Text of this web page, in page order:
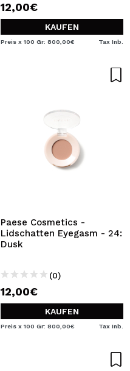
12,00€
KAUFEN
Preis x 100 Gr: 800,00€ Tax Inb.
Paese Cosmetics -
Lidschatten Eyegasm - 24:
Dusk
(0)
12,00€
KAUFEN
Preis x 100 Gr: 800,00€ Tax Inb.